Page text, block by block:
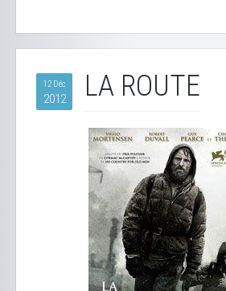
12 Déc
2012 LA ROUTE